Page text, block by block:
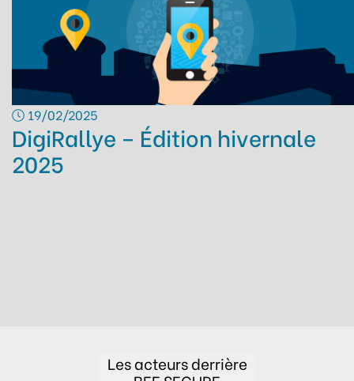
19/02/2025
DigiRallye – Édition hivernale
2025
Les acteurs derrière